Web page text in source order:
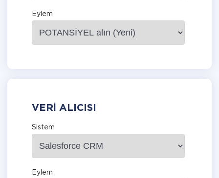
Eylem
VERI ALICISI
Sistem
Eylem